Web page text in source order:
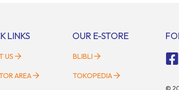
Lab Ventures)
sektor strategis. Kebutuhan
LINKS
US
AREA
OUR E-STORE
BLIBLI
TOKOPEDIA
©